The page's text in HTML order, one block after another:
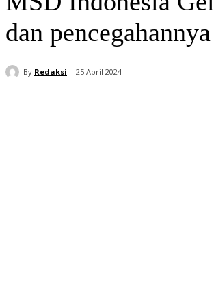
dan pencegahannya
By Redaksi 25 April 2024